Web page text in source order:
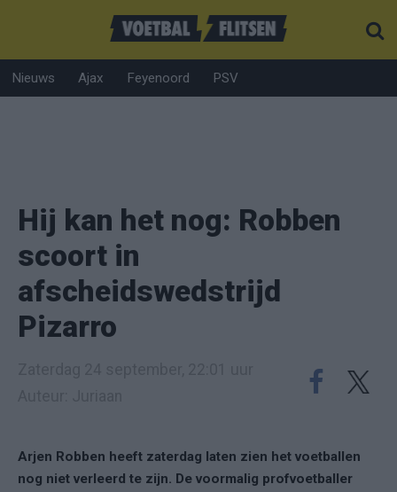
Nieuws Ajax Feyenoord PSV
Hij kan het nog: Robben
scoort in
afscheidswedstrijd
Pizarro
Arjen Robben heeft zaterdag laten zien het voetballen
nog niet verleerd te zijn. De voormalig profvoetballer